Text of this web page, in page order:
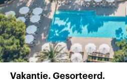
Vakantie. Gesorteerd.